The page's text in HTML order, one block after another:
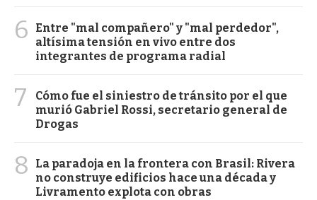
6
Entre "mal compañero" y "mal perdedor",
altísima tensión en vivo entre dos
integrantes de programa radial
7
Cómo fue el siniestro de tránsito por el que
murió Gabriel Rossi, secretario general de
Drogas
8
La paradoja en la frontera con Brasil: Rivera
no construye edificios hace una década y
Livramento explota con obras